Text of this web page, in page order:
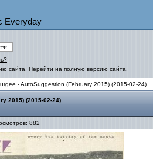
Everyday
сайта. Перейти на полную версию сайта.
- AutoSuggestion (February 2015) (2015-02-24)
2015) (2015-02-24)
882